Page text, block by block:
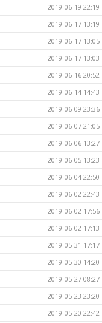
2019-06-19 22:19
2019-06-17 13:19
2019-06-17 13:05
2019-06-17 13:03
2019-06-16 20:52
2019-06-14 14:43
2019-06-09 23:36
2019-06-07 21:05
2019-06-06 13:27
2019-06-05 13:23
2019-06-04 22:50
2019-06-02 22:43
2019-06-02 17:56
2019-06-02 17:13
2019-05-31 17:17
2019-05-30 14:20
2019-05-27 08:27
2019-05-23 23:20
2019-05-20 22:42